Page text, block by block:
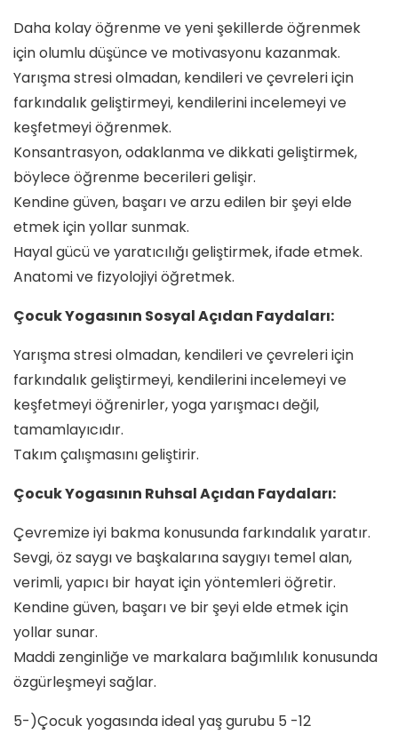
Daha kolay öğrenme ve yeni şekillerde öğrenmek
için olumlu düşünce ve motivasyonu kazanmak.
Yarışma stresi olmadan, kendileri ve çevreleri için
farkındalık geliştirmeyi, kendilerini incelemeyi ve
keşfetmeyi öğrenmek.
Konsantrasyon, odaklanma ve dikkati geliştirmek,
böylece öğrenme becerileri gelişir.
Kendine güven, başarı ve arzu edilen bir şeyi elde
etmek için yollar sunmak.
Hayal gücü ve yaratıcılığı geliştirmek, ifade etmek.
Anatomi ve fizyolojiyi öğretmek.
Çocuk Yogasının Sosyal Açıdan Faydaları:
Yarışma stresi olmadan, kendileri ve çevreleri için
farkındalık geliştirmeyi, kendilerini incelemeyi ve
keşfetmeyi öğrenirler, yoga yarışmacı değil,
tamamlayıcıdır.
Takım çalışmasını geliştirir.
Çocuk Yogasının Ruhsal Açıdan Faydaları:
Çevremize iyi bakma konusunda farkındalık yaratır.
Sevgi, öz saygı ve başkalarına saygıyı temel alan,
verimli, yapıcı bir hayat için yöntemleri öğretir.
Kendine güven, başarı ve bir şeyi elde etmek için
yollar sunar.
Maddi zenginliğe ve markalara bağımlılık konusunda
özgürleşmeyi sağlar.
5-)Çocuk yogasında ideal yaş gurubu 5 -12